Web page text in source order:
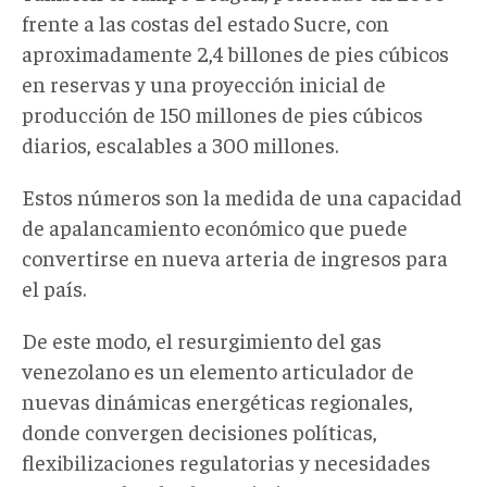
frente a las costas del estado Sucre, con
aproximadamente 2,4 billones de pies cúbicos
en reservas y una proyección inicial de
producción de 150 millones de pies cúbicos
diarios, escalables a 300 millones.
Estos números son la medida de una capacidad
de apalancamiento económico que puede
convertirse en nueva arteria de ingresos para
el país.
De este modo, el resurgimiento del gas
venezolano es un elemento articulador de
nuevas dinámicas energéticas regionales,
donde convergen decisiones políticas,
flexibilizaciones regulatorias y necesidades